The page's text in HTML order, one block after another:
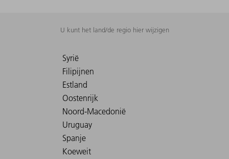
U kunt het land/de regio hier wijzigen